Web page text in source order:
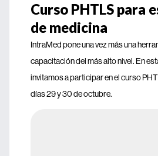
Curso PHTLS para
de medicina
IntraMed pone una vez más una
capacitación del más alto nivel. En
invitamos a participar en el curso
días 29 y 30 de octubre.